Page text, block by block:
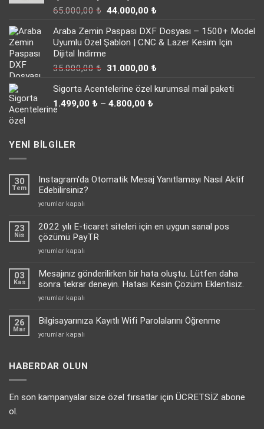
65.000,00₺ Orijinal
65.000,00 ₺.
44.000,00 ₺Şu
fiyat:
44.000,00 ₺.
Araba Zemin Paspası DXF Dosyası – 1500+ Model
Uyumlu Özel Şablon | CNC & Lazer Kesim İçin
Dijital İndirme
35.000,00₺ Orijinal
35.000,00 ₺.
31.000,00 ₺Şu
fiyat:
Sigorta Acentelerine özel kurumsal mail paketi
1.499,00 ₺ – 4.800,00 ₺
YENI BILGILER
30
Tem
Instagram’da Otomatik Mesaj Yanıtlamayı Nasıl Aktif
Edebilirsiniz?
Instagram’da
Mesaj
Yanıtlamayı
Nasıl
Aktif
için
yorumlar kapalı
23
Nis
2022 yılı E-ticaret siteleri için en uygun sanal pos
çözümü PayTR
2022
E-
için
uygun
için
yorumlar kapalı
03
Kas
Mesajınız gönderilirken bir hata oluştu. Lütfen daha
sonra tekrar deneyin. Hatası Kesin Çözüm Eklentisiz.
Mesajınız
bir
hata
oluştu.
sonra
Hatası
yorumlar kapalı
26
Mar
Bilgisayarınıza Kayıtlı Wifi Parolalarını Öğrenme
Bilgisayarınıza
Parolalarını
yorumlar kapalı
HABERDAR OLUN
En son kampanyalar size özel fırsatlar için ÜCRETSİZ abone
ol.